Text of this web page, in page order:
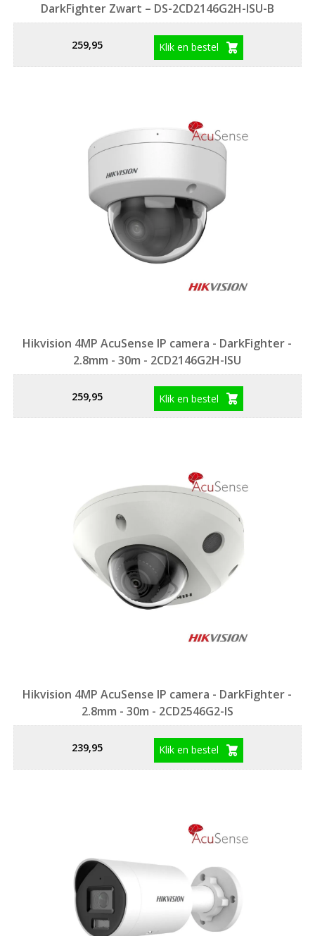
DarkFighter Zwart – DS-2CD2146G2H-ISU-B
259,95 Klik en bestel
Hikvision 4MP AcuSense IP camera - DarkFighter -
2.8mm - 30m - 2CD2146G2H-ISU
259,95 Klik en bestel
Hikvision 4MP AcuSense IP camera - DarkFighter -
2.8mm - 30m - 2CD2546G2-IS
239,95 Klik en bestel